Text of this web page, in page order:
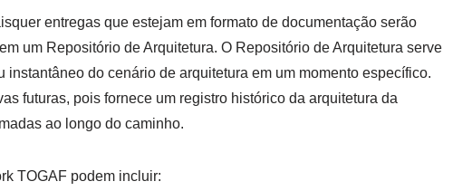
entregas que estejam em formato de documentação serão
um Repositório de Arquitetura. O Repositório de Arquitetura serve
do cenário de arquitetura em um momento específico.
futuras, pois fornece um registro histórico da arquitetura da
ao longo do caminho.
TOGAF podem incluir: